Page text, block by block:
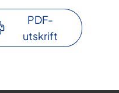
PDF-
utskrift